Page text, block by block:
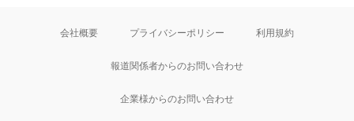
会社概要 プライバシーポリシー 利用規約
報道関係者からのお問い合わせ
企業様からのお問い合わせ